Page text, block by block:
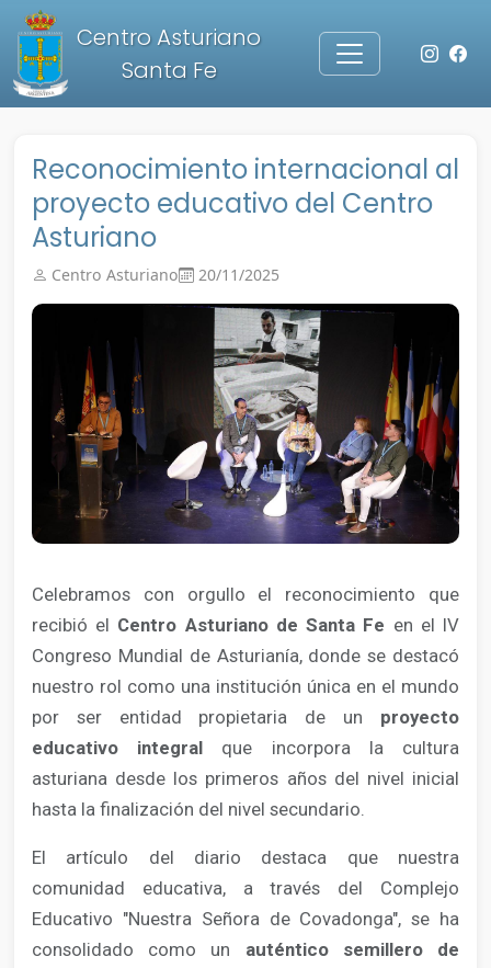
Centro Asturiano
Santa Fe
Reconocimiento internacional al
proyecto educativo del Centro
Asturiano
Centro Asturiano 20/11/2025
Celebramos con orgullo el reconocimiento que
recibió el Centro Asturiano de Santa Fe en el IV
Congreso Mundial de Asturianía, donde se destacó
nuestro rol como una institución única en el mundo
por ser entidad propietaria de un proyecto
educativo integral que incorpora la cultura
asturiana desde los primeros años del nivel inicial
hasta la finalización del nivel secundario.
El artículo del diario destaca que nuestra
comunidad educativa, a través del Complejo
Educativo "Nuestra Señora de Covadonga", se ha
consolidado como un auténtico semillero de